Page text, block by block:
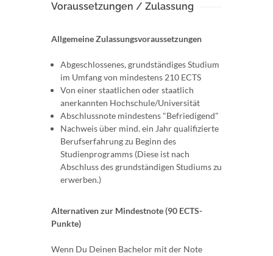
Voraussetzungen / Zulassung
Allgemeine Zulassungsvoraussetzungen
Abgeschlossenes, grundständiges Studium
im Umfang von mindestens 210 ECTS
Von einer staatlichen oder staatlich
anerkannten Hochschule/Universität
Abschlussnote mindestens "Befriedigend"
Nachweis über mind. ein Jahr qualifizierte
Berufserfahrung zu Beginn des
Studienprogramms (Diese ist nach
Abschluss des grundständigen Studiums zu
erwerben.)
Alternativen zur Mindestnote (90 ECTS-
Punkte)
Wenn Du Deinen Bachelor mit der Note